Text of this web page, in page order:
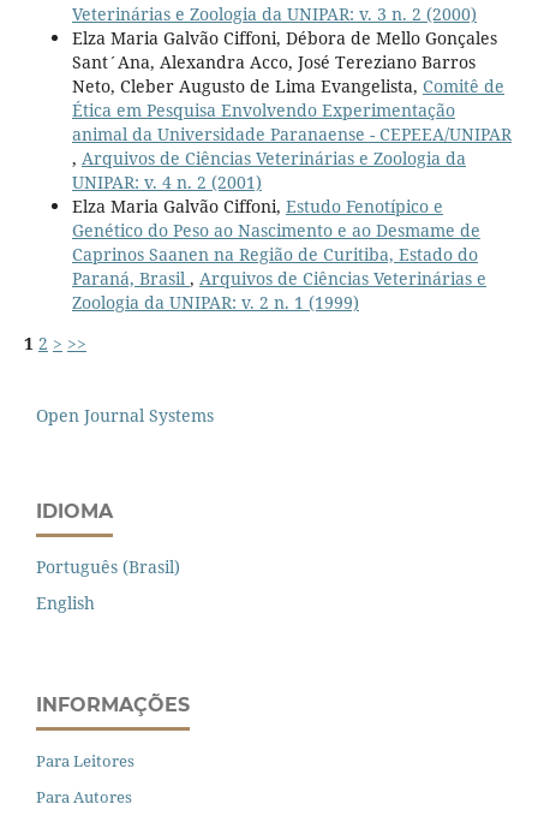
Veterinárias e Zoologia da UNIPAR: v. 3 n. 2 (2000)
Elza Maria Galvão Ciffoni, Débora de Mello Gonçales
Sant´Ana, Alexandra Acco, José Tereziano Barros
Neto, Cleber Augusto de Lima Evangelista, Comitê de
Ética em Pesquisa Envolvendo Experimentação
animal da Universidade Paranaense - CEPEEA/UNIPAR
, Arquivos de Ciências Veterinárias e Zoologia da
UNIPAR: v. 4 n. 2 (2001)
Elza Maria Galvão Ciffoni, Estudo Fenotípico e
Genético do Peso ao Nascimento e ao Desmame de
Caprinos Saanen na Região de Curitiba, Estado do
Paraná, Brasil , Arquivos de Ciências Veterinárias e
Zoologia da UNIPAR: v. 2 n. 1 (1999)
1 2 > >>
Open Journal Systems
IDIOMA
Português (Brasil)
English
INFORMAÇÕES
Para Leitores
Para Autores